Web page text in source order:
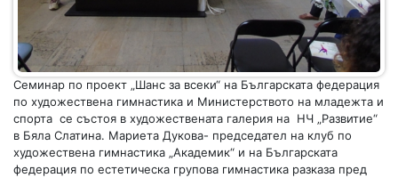
Семинар по проект „Шанс за всеки“ на Българската федерация
по художествена гимнастика и Министерството на младежта и
спорта се състоя в художествената галерия на НЧ „Развитие“
в Бяла Слатина. Мариета Дукова- председател на клуб по
художествена гимнастика „Академик“ и на Българската
федерация по естетическа групова гимнастика разказа пред